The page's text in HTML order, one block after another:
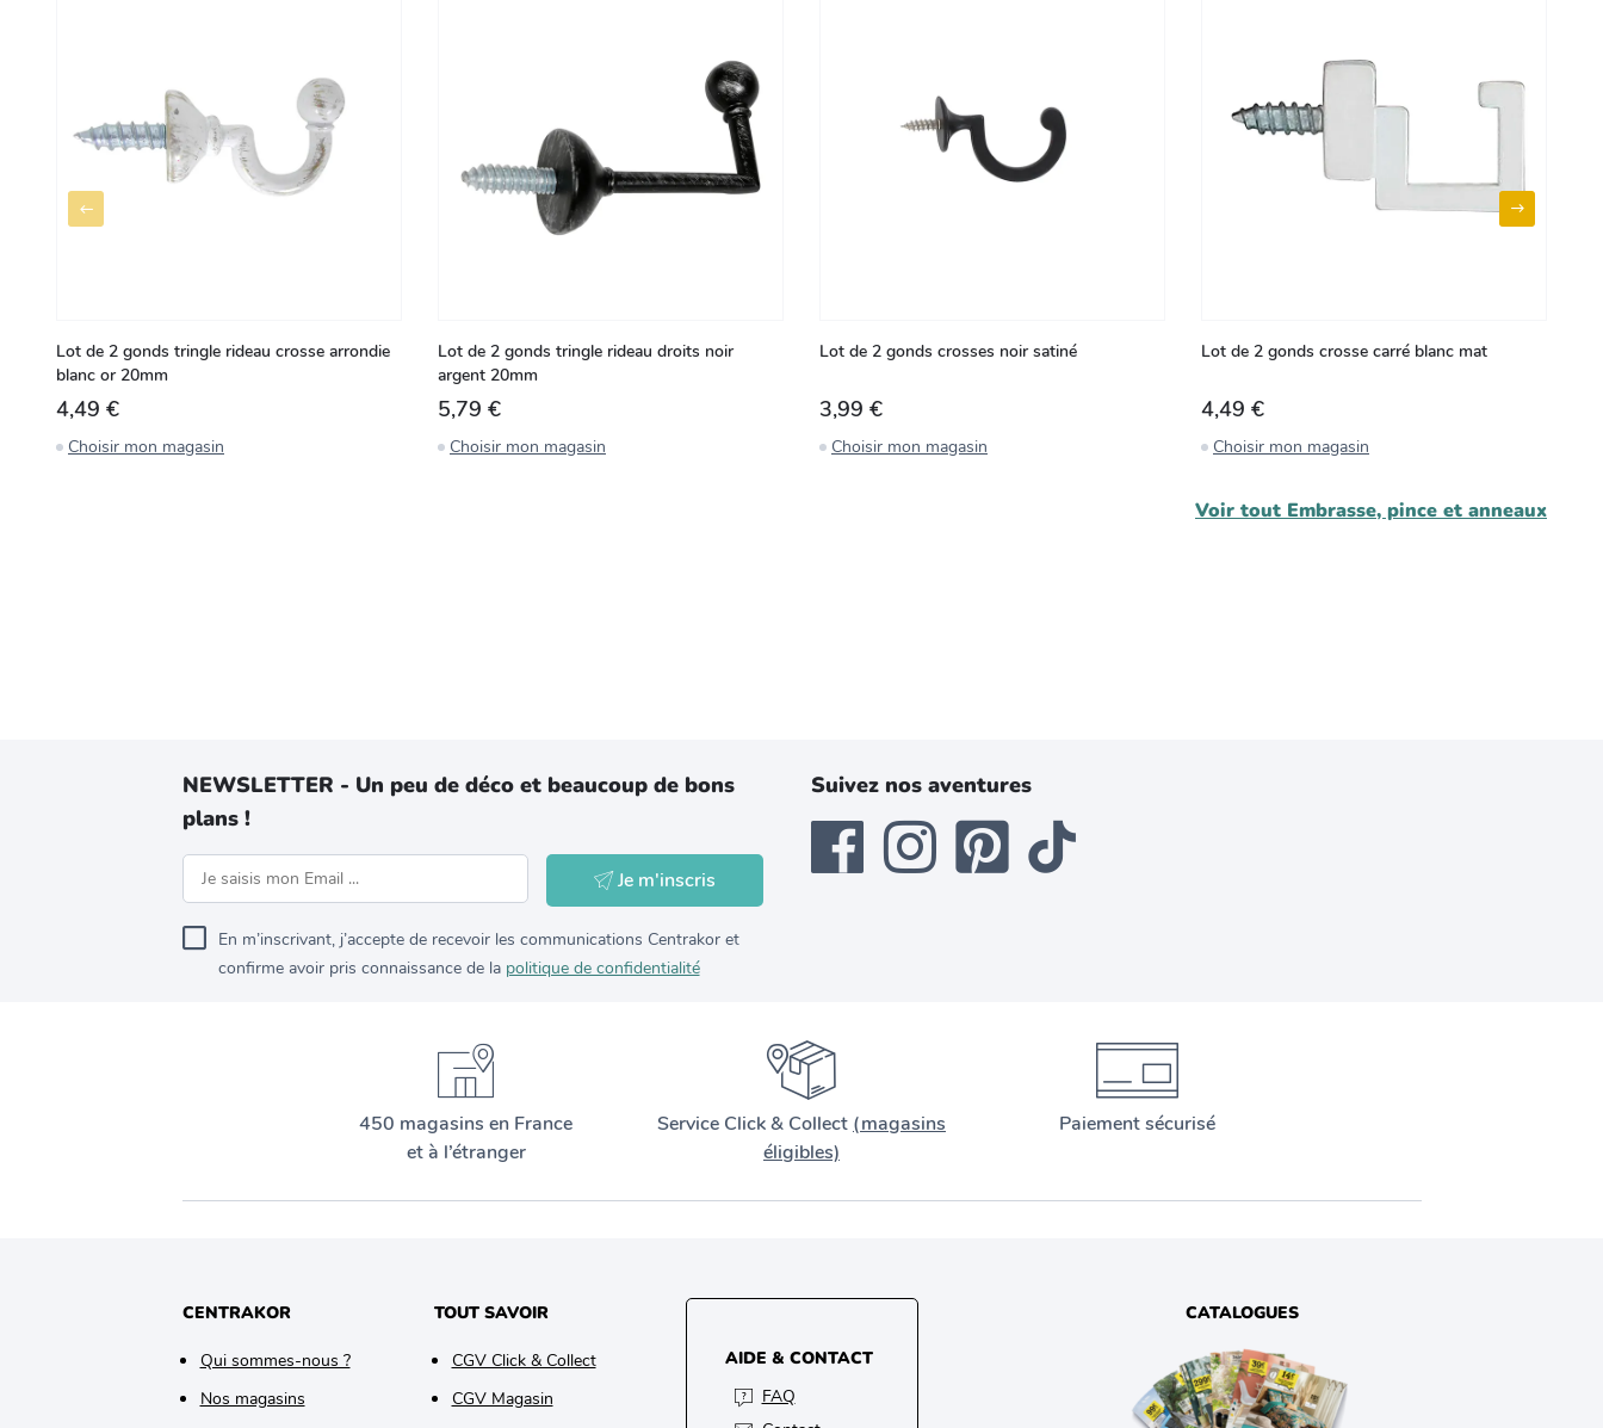
Lot de 2 gonds tringle rideau crosse arrondie
blanc or 20mm
4,49 €
Choisir mon magasin
Lot de 2 gonds tringle rideau droits noir
argent 20mm
5,79 €
Choisir mon magasin
Lot de 2 gonds crosses noir satiné
3,99 €
Choisir mon magasin
Lot de 2 gonds crosse carré blanc mat
4,49 €
Choisir mon magasin
Voir tout Embrasse, pince et anneaux
NEWSLETTER - Un peu de déco et beaucoup de bons
plans !
Je m'inscris
En m’inscrivant, j’accepte de recevoir les communications Centrakor et
confirme avoir pris connaissance de la politique de confidentialité
Suivez nos aventures
450 magasins en France
et à l’étranger
Service Click & Collect (magasins
éligibles)
Paiement sécurisé
CENTRAKOR
Qui sommes-nous ?
Nos magasins
TOUT SAVOIR
CGV Click & Collect
CGV Magasin
AIDE & CONTACT
FAQ
CATALOGUES